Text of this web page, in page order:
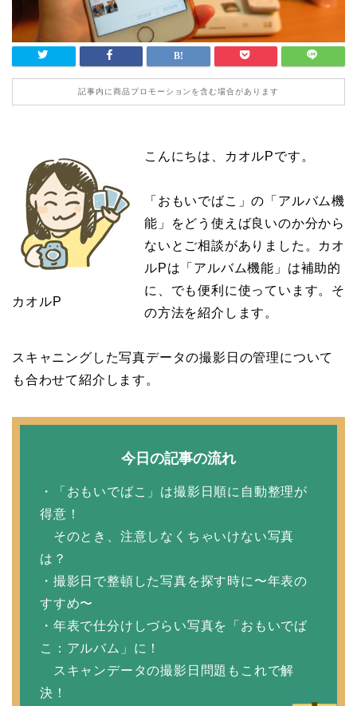
記事内に商品プロモーションを含む場合があります
カオルP
こんにちは、カオルPです。
「おもいでばこ」の「アルバム機
能」をどう使えば良いのか分から
ないとご相談がありました。カオ
ルPは「アルバム機能」は補助的
に、でも便利に使っています。そ
の方法を紹介します。
スキャニングした写真データの撮影日の管理について
も合わせて紹介します。
今日の記事の流れ
・「おもいでばこ」は撮影日順に自動整理が
得意！
そのとき、注意しなくちゃいけない写真
は？
・撮影日で整頓した写真を探す時に〜年表の
すすめ〜
・年表で仕分けしづらい写真を「おもいでば
こ：アルバム」に！
スキャンデータの撮影日問題もこれで解
決！